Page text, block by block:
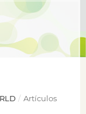
/ Artículos